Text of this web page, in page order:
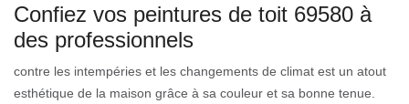
Confiez vos peintures de toit 69580 à
des professionnels
contre les intempéries et les changements de climat est un atout
esthétique de la maison grâce à sa couleur et sa bonne tenue.